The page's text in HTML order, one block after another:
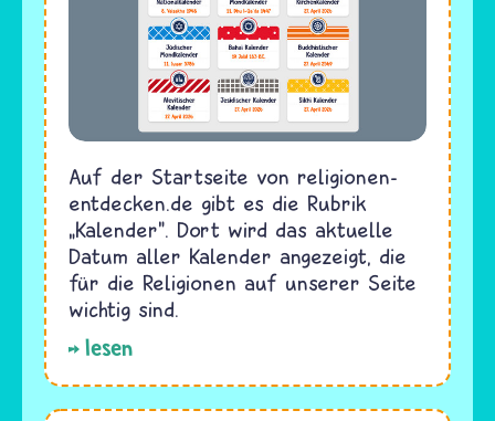
Auf der Startseite von religionen-
entdecken.de gibt es die Rubrik
„Kalender". Dort wird das aktuelle
Datum aller Kalender angezeigt, die
für die Religionen auf unserer Seite
wichtig sind.
lesen